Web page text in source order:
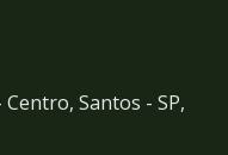
Santos - SP,